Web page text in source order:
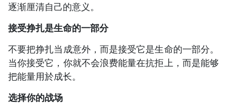
逐渐厘清自己的意义。
接受挣扎是生命的一部分
不要把挣扎当成意外，而是接受它是生命的一部分。
当你接受它，你就不会浪费能量在抗拒上，而是能够
把能量用於成长。
选择你的战场